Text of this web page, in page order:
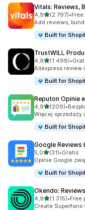
Vitals: Reviews,
4,9na 5 gwiazdek
(2 797)
Łączna liczba
•
Add reviews,
Built for
TrustWILL
4,9na 5 gwiazdek
(1 498)
Łączna liczba•
Aliexpress review
Built for
Reputon Opinie
4,9na 5 gwiazdek
(209)
Łączna liczba
•
Więcej sprzedaży
Built for
Google Reviews
5,0na 5 gwiazdek
(31)
Łączna liczba
•Gratis
Opinie Google
Built for
Okendo:
4,9na 5 gwiazdek
(1 315)
Łączna liczba
•Free
Create Superfans